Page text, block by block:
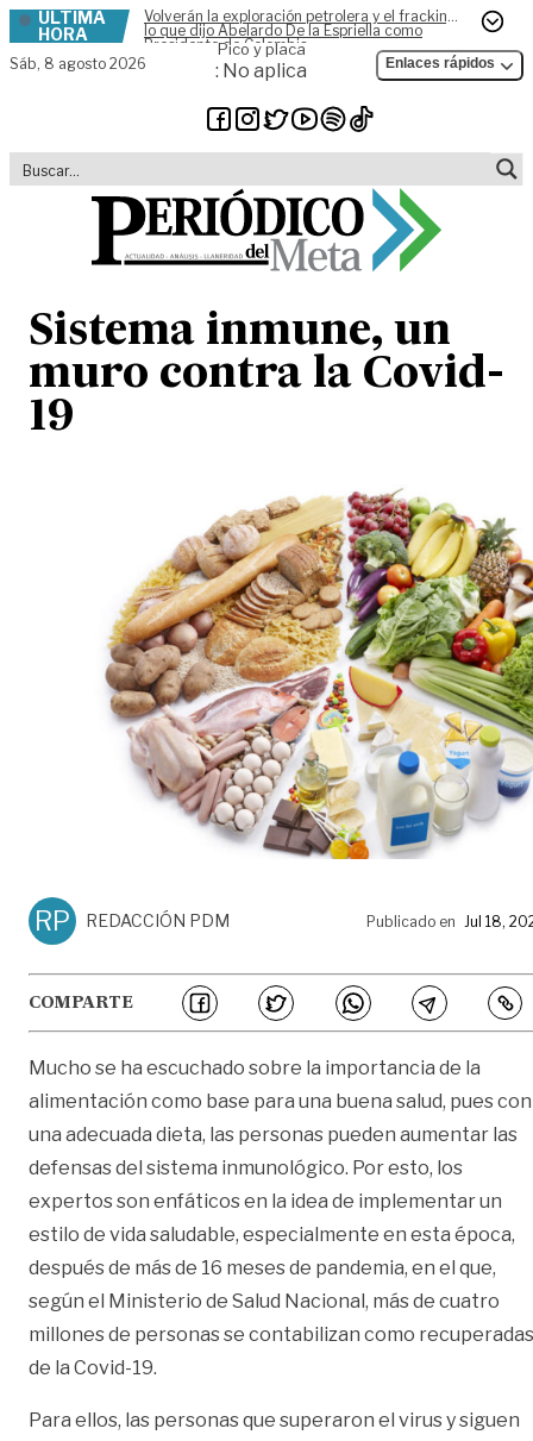
Skip to content
ÚLTIMA
HORA
Volverán la exploración petrolera y el fracking,
lo que dijo Abelardo De la Espriella como
Presidente de Colombia
Sáb, 8 agosto 2026
Pico y placa
: No aplica Enlaces rápidos
Sistema inmune, un
muro contra la Covid-
19
RP REDACCIÓN PDM Publicado en Jul 18,
COMPARTE
Mucho se ha escuchado sobre la importancia de la
alimentación como base para una buena salud, pues con
una adecuada dieta, las personas pueden aumentar las
defensas del sistema inmunológico. Por esto, los
expertos son enfáticos en la idea de implementar un
estilo de vida saludable, especialmente en esta época,
después de más de 16 meses de pandemia, en el que,
según el Ministerio de Salud Nacional, más de cuatro
millones de personas se contabilizan como recuperadas
de la Covid-19.
Para ellos, las personas que superaron el virus y siguen